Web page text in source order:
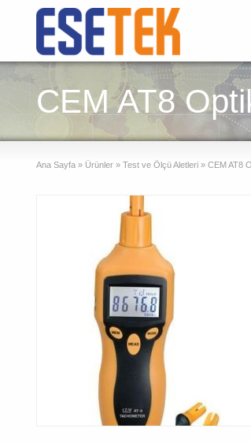
CEM AT8
Ana Sayfa » Ürünler » Test ve Ölçü Aletleri » CEM AT8